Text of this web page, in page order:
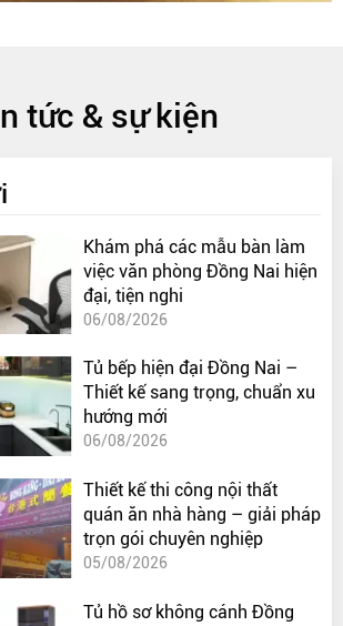
tức & sự kiện
Khám phá các mẫu bàn làm
việc văn phòng Đồng Nai hiện
đại, tiện nghi
06/08/2026
Tủ bếp hiện đại Đồng Nai –
Thiết kế sang trọng, chuẩn xu
hướng mới
06/08/2026
Thiết kế thi công nội thất
quán ăn nhà hàng – giải pháp
trọn gói chuyên nghiệp
05/08/2026
Tủ hồ sơ không cánh Đồng